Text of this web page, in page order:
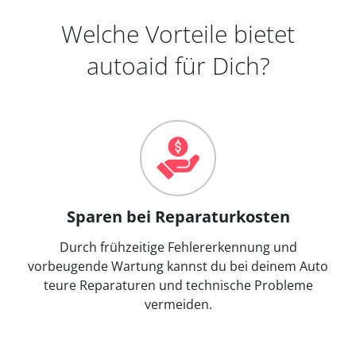
Welche Vorteile bietet
autoaid für Dich?
Sparen bei Reparaturkosten
Durch frühzeitige Fehlererkennung und
vorbeugende Wartung kannst du bei deinem Auto
teure Reparaturen und technische Probleme
vermeiden.